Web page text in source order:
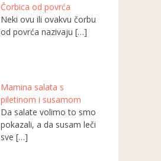
Čorbica od povrća
Neki ovu ili ovakvu čorbu
od povrća nazivaju […]
Mamina salata s
piletinom i susamom
Da salate volimo to smo
pokazali, a da susam leči
sve […]